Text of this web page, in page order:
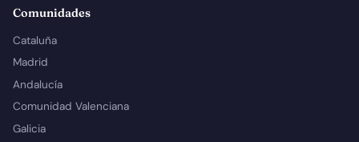
Comunidades
Cataluña
Madrid
Andalucía
Comunidad Valenciana
Galicia